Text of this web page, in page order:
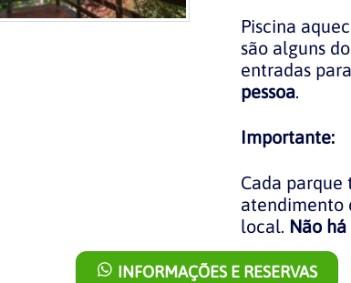
Piscina
são alguns
entradas
pessoa.
Importante:
Cada
atendimento
local. Não
INFORMAÇÕES E RESERVAS